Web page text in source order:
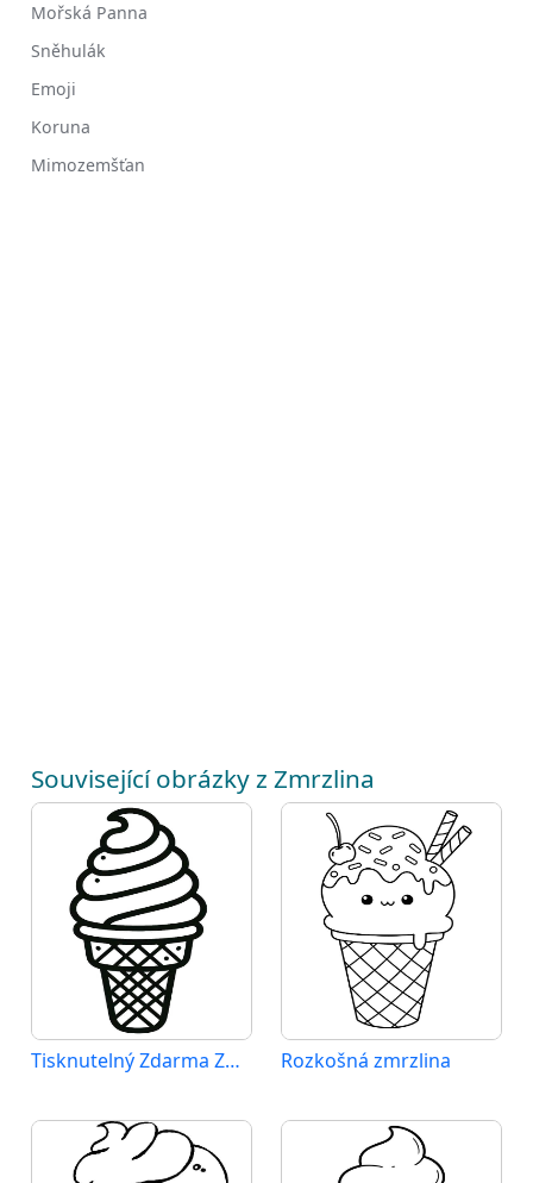
Mořská Panna
Sněhulák
Emoji
Koruna
Mimozemšťan
Související obrázky z Zmrzlina
Tisknutelný Zdarma Zmrzlina Rozkošná zmrzlina